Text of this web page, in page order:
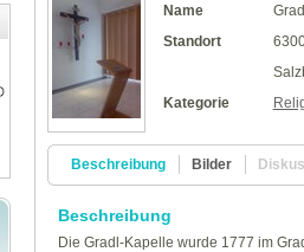
Name
Standort
Kategorie
Beschreibung Bilder
Beschreibung
Die Gradl-Kapelle wurde 1777 im